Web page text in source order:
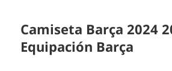
Camiseta Barça 2024
Equipación Barça